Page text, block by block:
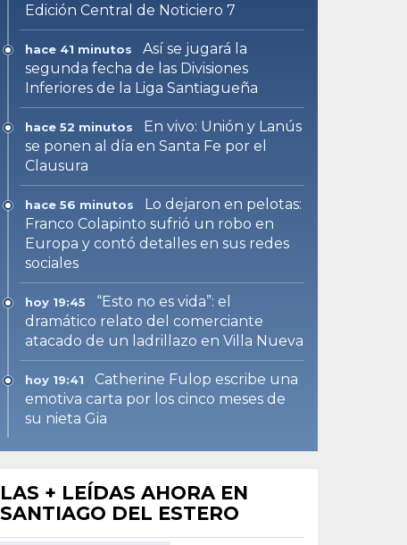
Edición Central de Noticiero 7
hace 41 minutos
Así se jugará la
segunda fecha de las Divisiones
Inferiores de la Liga Santiagueña
hace 52 minutos
En vivo: Unión y Lanús
se ponen al día en Santa Fe por el
Clausura
hace 56 minutos
Lo dejaron en pelotas:
Franco Colapinto sufrió un robo en
Europa y contó detalles en sus redes
sociales
hoy 19:45
“Esto no es vida”: el
dramático relato del comerciante
atacado de un ladrillazo en Villa Nueva
hoy 19:41
Catherine Fulop escribe una
emotiva carta por los cinco meses de
su nieta Gia
LAS + LEÍDAS AHORA EN
SANTIAGO DEL ESTERO